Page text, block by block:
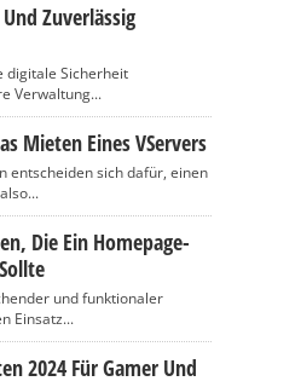
Zuverlässig
digitale Sicherheit
Verwaltung...
Mieten Eines VServers
entscheiden sich dafür, einen
Die Ein Homepage-
und funktionaler
Einsatz...
2024 Für Gamer Und